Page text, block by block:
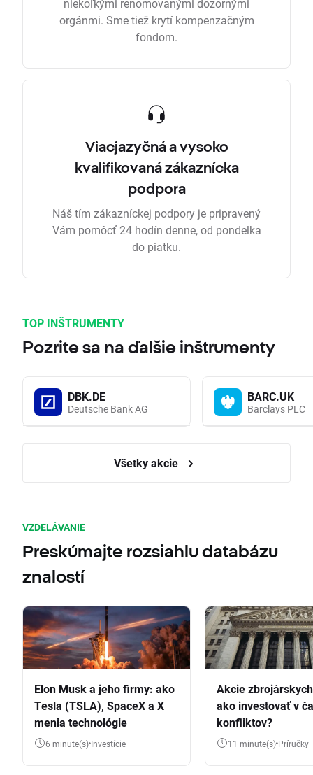
niekoľkými renomovanými dozornými
orgánmi. Sme tiež krytí kompenzačným
fondom.
Viacjazyčná a vysoko
kvalifikovaná zákaznícka
podpora
Náš tím zákazníckej podpory je pripravený
Vám pomôcť 24 hodín denne, od pondelka
do piatku.
TOP INŠTRUMENTY
Pozrite sa na ďalšie inštrumenty
DBK.DE
Deutsche Bank AG
BARC.UK
Barclays PLC
Všetky akcie
VZDELÁVANIE
Preskúmajte rozsiahlu databázu
znalostí
Elon Musk a jeho firmy: ako
Tesla (TSLA), SpaceX a X
menia technológie
6 minute(s) Investície
Akcie
ako investovať v
konfliktov?
11 minute(s) Príručky